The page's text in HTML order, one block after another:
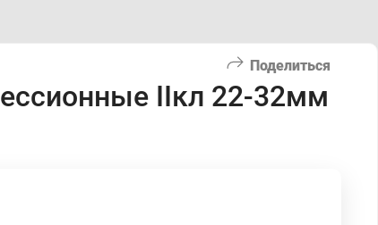
Поделиться
IIкл 22-32мм